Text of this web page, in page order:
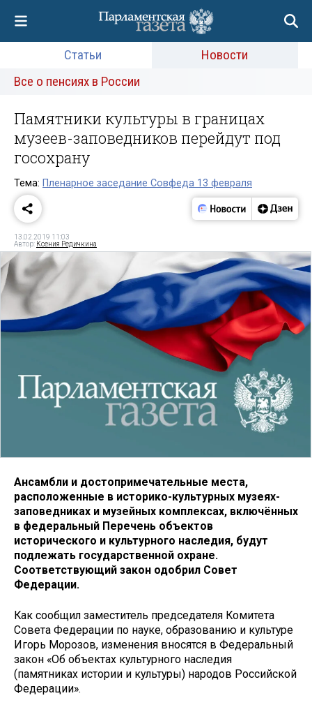
Статьи
Новости
Все о пенсиях в России
Памятники культуры в границах
музеев-заповедников перейдут под
госохрану
Тема: Пленарное заседание Совфеда 13 февраля
13.02.2019 11:03
Автор: Ксения Редичкина
Ансамбли и достопримечательные места,
расположенные в историко-культурных музеях-
заповедниках и музейных комплексах, включённых
в федеральный Перечень объектов
исторического и культурного наследия, будут
подлежать государственной охране.
Соответствующий закон одобрил Совет
Федерации.
Как сообщил заместитель председателя Комитета
Совета Федерации по науке, образованию и культуре
Игорь Морозов, изменения вносятся в Федеральный
закон «Об объектах культурного наследия
(памятниках истории и культуры) народов Российской
Федерации».